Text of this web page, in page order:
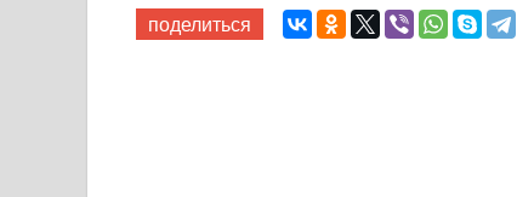
поделиться